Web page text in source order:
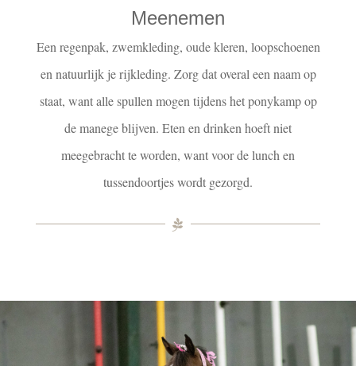
Meenemen
Een regenpak, zwemkleding, oude kleren, loopschoenen
en natuurlijk je rijkleding. Zorg dat overal een naam op
staat, want alle spullen mogen tijdens het ponykamp op
de manege blijven. Eten en drinken hoeft niet
meegebracht te worden, want voor de lunch en
tussendoortjes wordt gezorgd.